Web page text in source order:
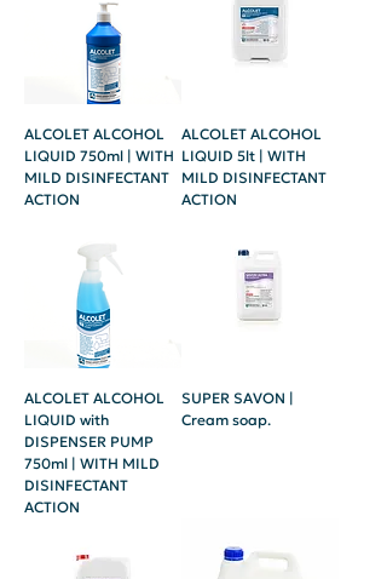
ALCOLET ALCOHOL
LIQUID 750ml | WITH
MILD DISINFECTANT
ACTION
ALCOLET ALCOHOL
LIQUID 5lt | WITH
MILD DISINFECTANT
ACTION
ALCOLET ALCOHOL
LIQUID with
DISPENSER PUMP
750ml | WITH MILD
DISINFECTANT
ACTION
SUPER SAVON |
Cream soap.